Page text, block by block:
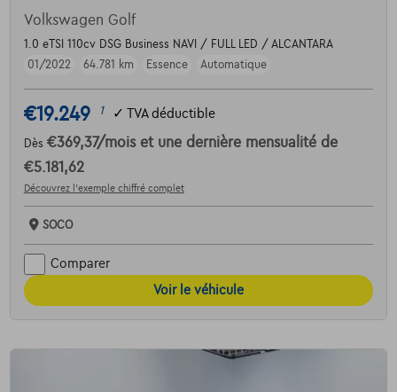
Volkswagen Golf
1.0 eTSI 110cv DSG Business NAVI / FULL LED / ALCANTARA
01/2022
64.781 km Essence Automatique
€19.249 1 ✓ TVA déductible
Dès €369,37/mois et une dernière mensualité de
€5.181,62
Découvrez l’exemple chiffré complet
SOCO
Comparer
Voir le véhicule